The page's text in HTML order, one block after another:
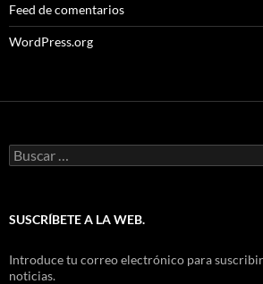
Feed de comentarios
WordPress.org
Buscar:
SUSCRÍBETE A LA WEB.
Introduce tu correo electrónico para
noticias.